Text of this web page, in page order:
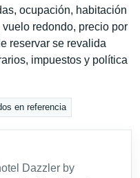
ocupación, habitación
redondo, precio por
reservar se revalida
impuestos y política
en referencia
Dazzler by